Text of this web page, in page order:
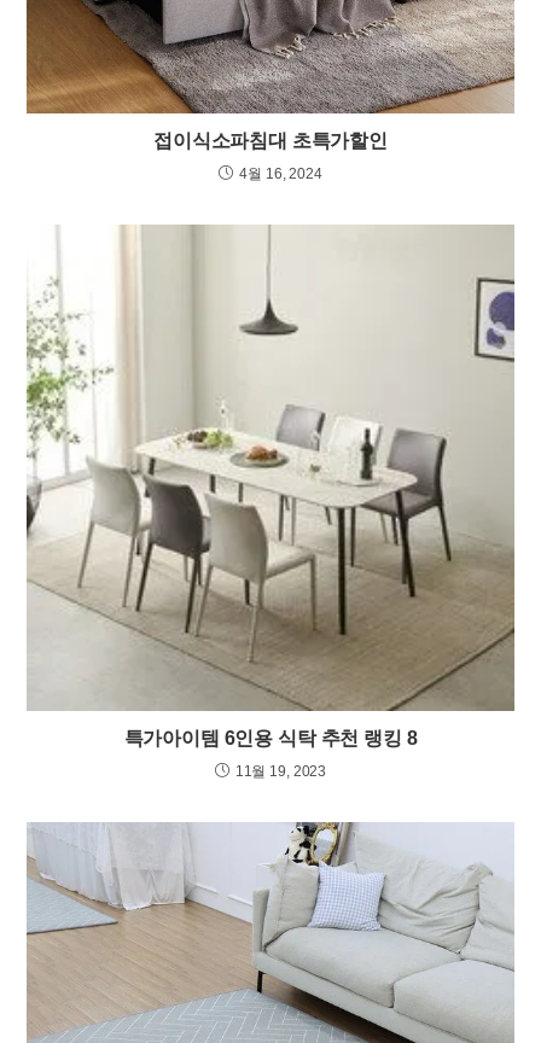
접이식소파침대 초특가할인
4월 16, 2024
특가아이템 6인용 식탁 추천 랭킹 8
11월 19, 2023